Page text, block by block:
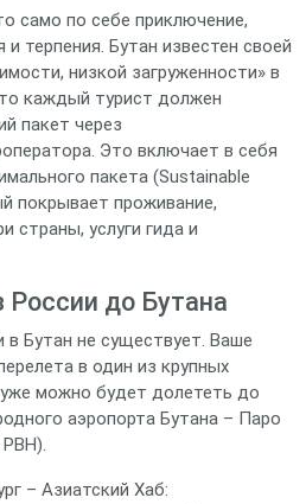
само по себе приключение,
терпения. Бутан известен своей
низкой загруженности» в
каждый турист должен
пакет через
Это включает в себя
пакета (Sustainable
покрывает проживание,
страны, услуги гида и
России до Бутана
Бутан не существует. Ваше
в один из крупных
уже можно будет долететь до
аэропорта Бутана – Паро
– Азиатский Хаб: